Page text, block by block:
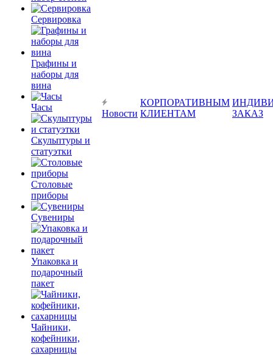
Сервировка
Графины и
наборы для
вина
Часы
Скульптуры и
статуэтки
Столовые
приборы
Сувениры
Упаковка и
подарочный
пакет
Чайники,
кофейники,
сахарницы
Новости
КОРПОРАТИВНЫМ
КЛИЕНТАМ
ЗАКАЗ